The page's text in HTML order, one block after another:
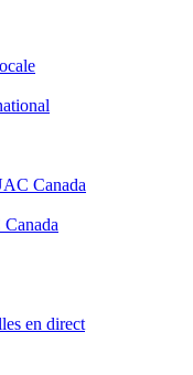
Canada
en direct